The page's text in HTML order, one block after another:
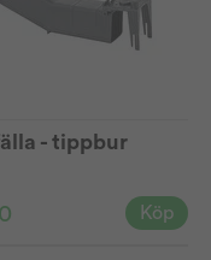
- tippbur
Köp